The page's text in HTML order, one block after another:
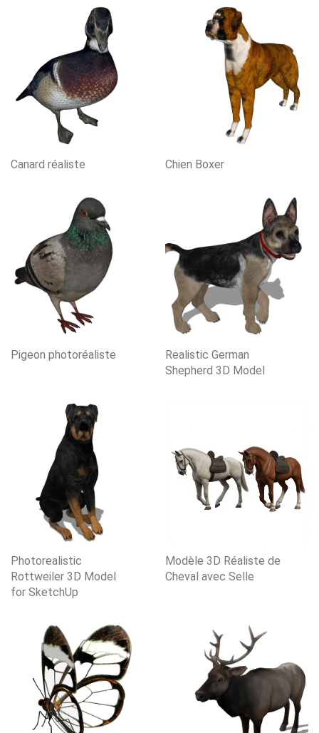
Canard réaliste Chien Boxer
Pigeon photoréaliste
Realistic German
Shepherd 3D Model
Photorealistic
Rottweiler 3D Model
for SketchUp
Modèle 3D Réaliste de
Cheval avec Selle